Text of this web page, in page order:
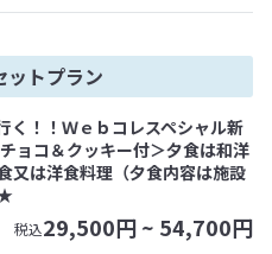
ットプラン
く！！Ｗｅｂコレスペシャル新
ョコ＆クッキー付＞夕食は和洋
又は洋食料理（夕食内容は施設
税込29,500円 ~ 54,700円